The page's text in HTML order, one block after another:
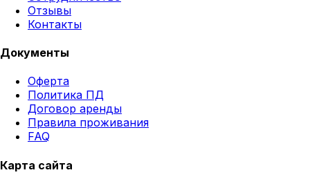
Отзывы
Контакты
Документы
Оферта
Политика ПД
Договор аренды
Правила проживания
FAQ
Карта сайта